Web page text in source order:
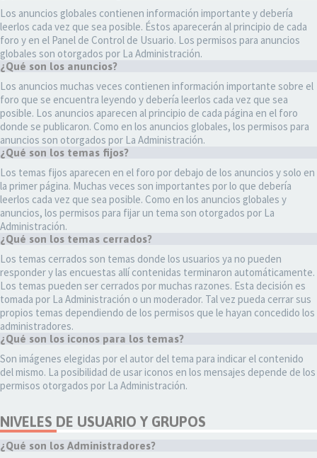
Los anuncios globales contienen información importante y debería
leerlos cada vez que sea posible. Éstos aparecerán al principio de cada
foro y en el Panel de Control de Usuario. Los permisos para anuncios
globales son otorgados por La Administración.
¿Qué son los anuncios?
Los anuncios muchas veces contienen información importante sobre el
foro que se encuentra leyendo y debería leerlos cada vez que sea
posible. Los anuncios aparecen al principio de cada página en el foro
donde se publicaron. Como en los anuncios globales, los permisos para
anuncios son otorgados por La Administración.
¿Qué son los temas fijos?
Los temas fijos aparecen en el foro por debajo de los anuncios y solo en
la primer página. Muchas veces son importantes por lo que debería
leerlos cada vez que sea posible. Como en los anuncios globales y
anuncios, los permisos para fijar un tema son otorgados por La
Administración.
¿Qué son los temas cerrados?
Los temas cerrados son temas donde los usuarios ya no pueden
responder y las encuestas allí contenidas terminaron automáticamente.
Los temas pueden ser cerrados por muchas razones. Esta decisión es
tomada por La Administración o un moderador. Tal vez pueda cerrar sus
propios temas dependiendo de los permisos que le hayan concedido los
administradores.
¿Qué son los iconos para los temas?
Son imágenes elegidas por el autor del tema para indicar el contenido
del mismo. La posibilidad de usar iconos en los mensajes depende de los
permisos otorgados por La Administración.
NIVELES DE USUARIO Y GRUPOS
¿Qué son los Administradores?